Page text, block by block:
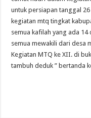
untuk persiapan tanggal
kegiatan mtq tingkat
semua kafilah yang ada
semua mewakili dari desa
Kegiatan MTQ ke XII. di
tambuh deduk ” bertanda